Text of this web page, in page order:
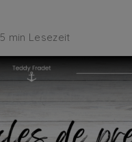
5 min Lesezeit